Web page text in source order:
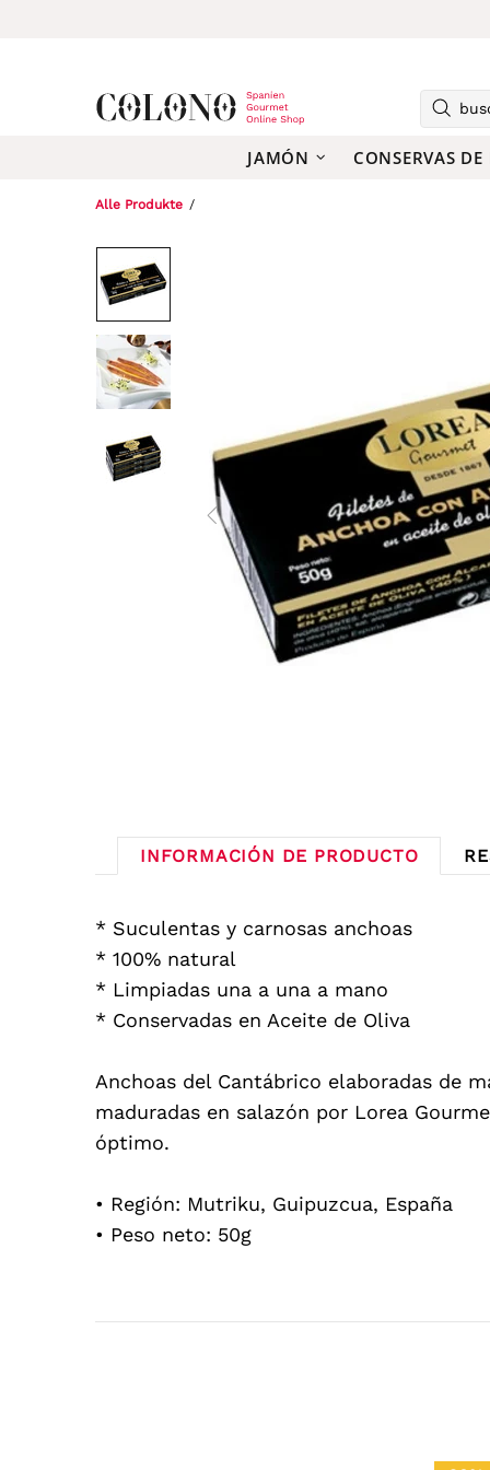
JAMÓN CONSERVAS DE
Alle Produkte
INFORMACIÓN DE PRODUCTO
* Suculentas y carnosas anchoas
* 100% natural
* Limpiadas una a una a mano
* Conservadas en Aceite de Oliva
Anchoas del Cantábrico elaboradas de
maduradas en salazón por Lorea
óptimo.
• Región: Mutriku, Guipuzcua, España
• Peso neto: 50g